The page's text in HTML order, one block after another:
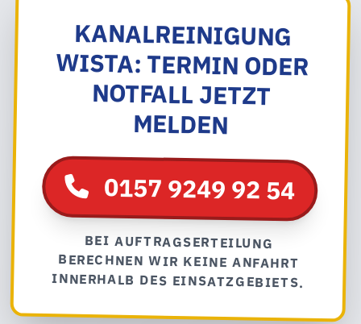
KANALREINIGUNG
WISTA: TERMIN ODER
NOTFALL JETZT
MELDEN
0157 9249 92 54
BEI AUFTRAGSERTEILUNG
BERECHNEN WIR KEINE ANFAHRT
INNERHALB DES EINSATZGEBIETS.